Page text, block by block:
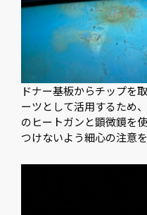
ドナー基板からチップを
ーツとして活用するため
のヒートガンと顕微鏡を
つけないよう細心の注意